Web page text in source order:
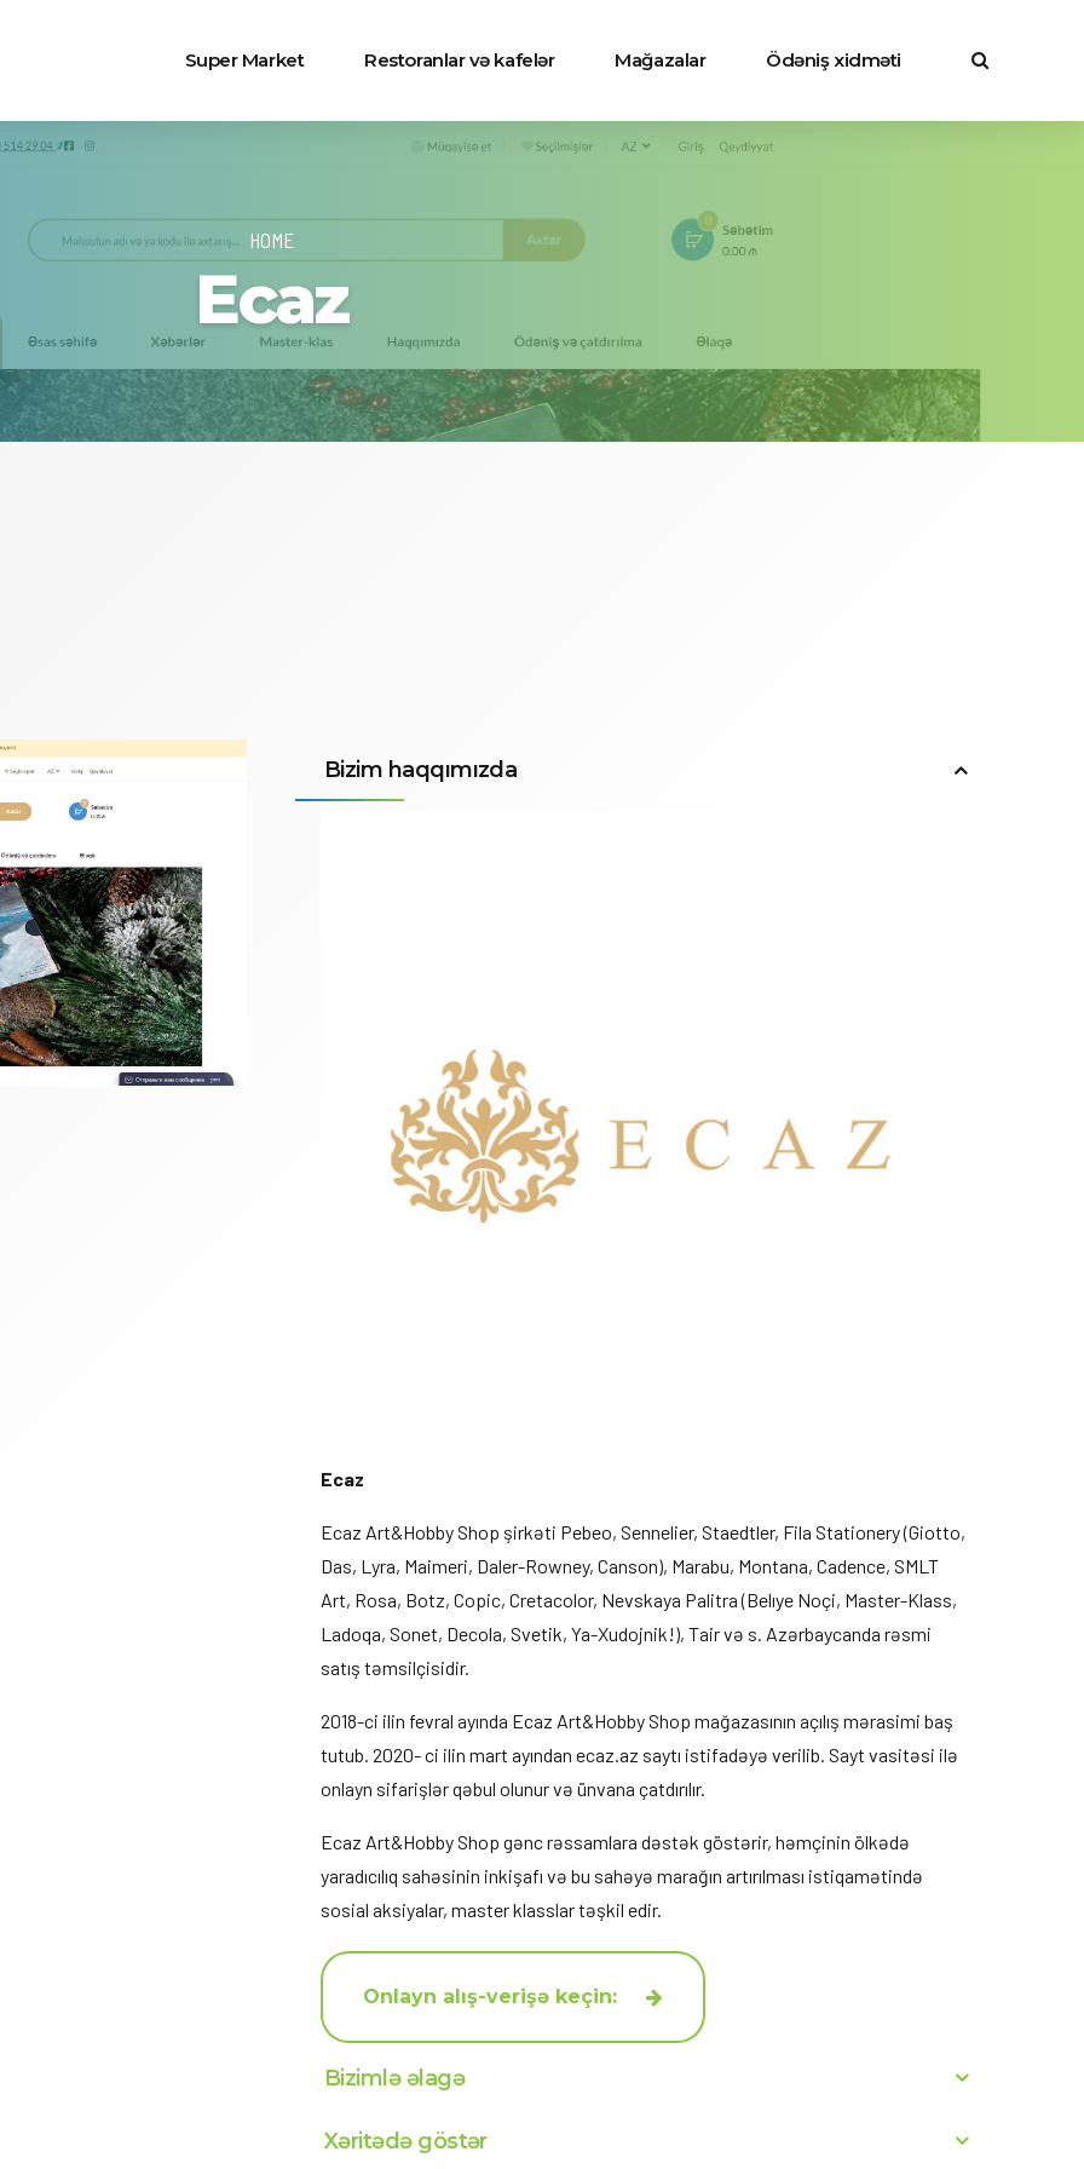
Super Market Restoranlar və kafelər Mağazalar Ödəniş xidməti
HOME
Ecaz
Bizim haqqımızda
Ecaz
Ecaz Art&Hobby Shop şirkəti Pebeo, Sennelier, Staedtler, Fila Stationery (Giotto,
Das, Lyra, Maimeri, Daler-Rowney, Canson), Marabu, Montana, Cadence, SMLT
Art, Rosa, Botz, Copic, Cretacolor, Nevskaya Palitra (Belıye Noçi, Master-Klass,
Ladoqa, Sonet, Decola, Svetik, Ya-Xudojnik!), Tair və s. Azərbaycanda rəsmi
satış təmsilçisidir.
2018-ci ilin fevral ayında Ecaz Art&Hobby Shop mağazasının açılış mərasimi baş
tutub. 2020- ci ilin mart ayından ecaz.az saytı istifadəyə verilib. Sayt vasitəsi ilə
onlayn sifarişlər qəbul olunur və ünvana çatdırılır.
Ecaz Art&Hobby Shop gənc rəssamlara dəstək göstərir, həmçinin ölkədə
yaradıcılıq sahəsinin inkişafı və bu sahəyə marağın artırılması istiqamətində
sosial aksiyalar, master klasslar təşkil edir.
Onlayn alış-verişə keçin:
Bizimlə əlagə
Xəritədə göstər